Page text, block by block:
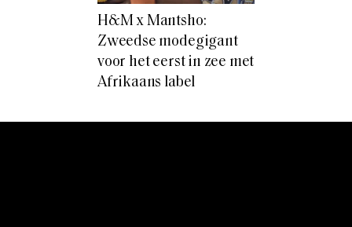
H&M x Mantsho:
Zweedse modegigant
voor het eerst in zee met
Afrikaans label